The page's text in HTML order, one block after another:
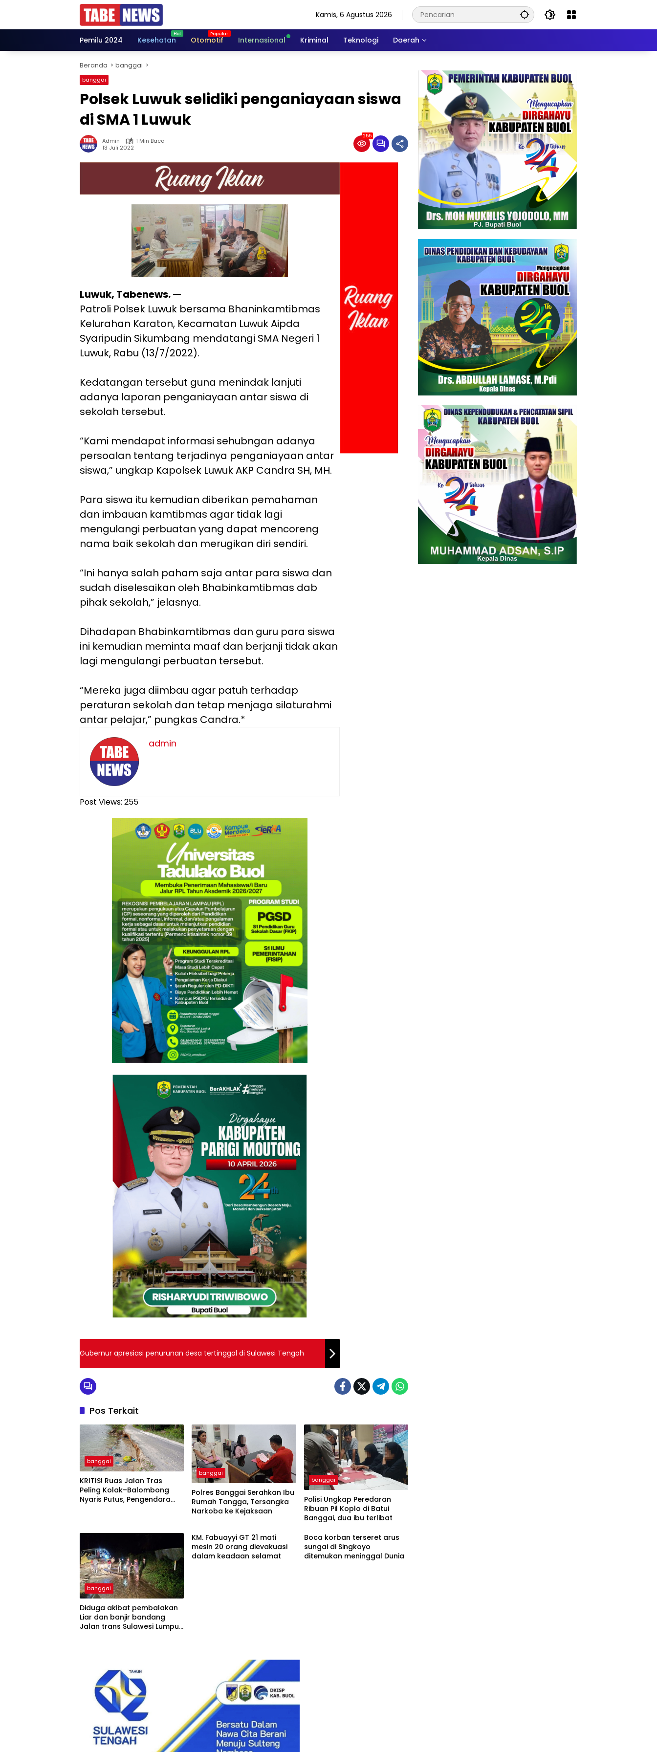
Kamis, 6 Agustus 2026
Pemilu 2024 Kesehatan Otomotif Internasional Kriminal Teknologi Daerah
Beranda banggai
banggai
Polsek Luwuk selidiki penganiayaan siswa
di SMA 1 Luwuk
Admin
1 Min Baca
13 Juli 2022
255
Luwuk, Tabenews. —
Patroli Polsek Luwuk bersama Bhaninkamtibmas
Kelurahan Karaton, Kecamatan Luwuk Aipda
Syaripudin Sikumbang mendatangi SMA Negeri 1
Luwuk, Rabu (13/7/2022).
Kedatangan tersebut guna menindak lanjuti
adanya laporan penganiayaan antar siswa di
sekolah tersebut.
“Kami mendapat informasi sehubngan adanya
persoalan tentang terjadinya penganiayaan antar
siswa,” ungkap Kapolsek Luwuk AKP Candra SH, MH.
Para siswa itu kemudian diberikan pemahaman
dan imbauan kamtibmas agar tidak lagi
mengulangi perbuatan yang dapat mencoreng
nama baik sekolah dan merugikan diri sendiri.
“Ini hanya salah paham saja antar para siswa dan
sudah diselesaikan oleh Bhabinkamtibmas dab
pihak sekolah,” jelasnya.
Dihadapan Bhabinkamtibmas dan guru para siswa
ini kemudian meminta maaf dan berjanji tidak akan
lagi mengulangi perbuatan tersebut.
“Mereka juga diimbau agar patuh terhadap
peraturan sekolah dan tetap menjaga silaturahmi
antar pelajar,” pungkas Candra.*
admin
Post Views: 255
Gubernur apresiasi penurunan desa tertinggal di Sulawesi Tengah
Pos Terkait
banggai
KRITIS! Ruas Jalan Tras
Peling Kolak–Balombong
Nyaris Putus, Pengendara
banggai
Polres Banggai Serahkan Ibu
Rumah Tangga, Tersangka
Narkoba ke Kejaksaan
banggai
Polisi Ungkap Peredaran
Ribuan Pil Koplo di Batui
Banggai, dua ibu terlibat
banggai
Diduga akibat pembalakan
Liar dan banjir bandang
Jalan trans Sulawesi Lumpuh
KM. Fabuayyi GT 21 mati
mesin 20 orang dievakuasi
dalam keadaan selamat
Boca korban terseret arus
sungai di Singkoyo
ditemukan meninggal Dunia